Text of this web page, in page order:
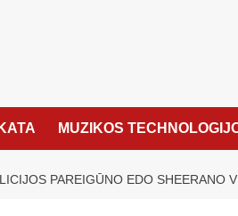
MUZIKOS
PAREIGŪNO EDO SHEERANO